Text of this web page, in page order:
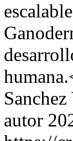
Sanchez
autor